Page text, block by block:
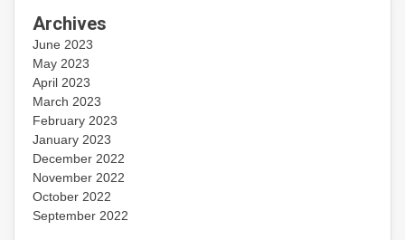
Archives
June 2023
May 2023
April 2023
March 2023
February 2023
January 2023
December 2022
November 2022
October 2022
September 2022